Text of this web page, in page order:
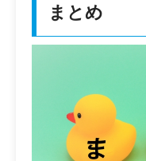
まとめ